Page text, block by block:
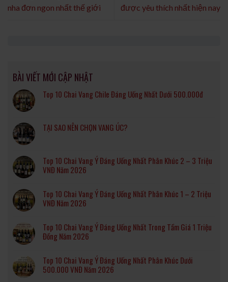
nha đơn ngon nhất thế giới
được yêu thích nhất hiện nay
BÀI VIẾT MỚI CẬP NHẬT
Top 10 Chai Vang Chile Đáng Uống Nhất Dưới 500.000đ
TẠI SAO NÊN CHỌN VANG ÚC?
Top 10 Chai Vang Ý Đáng Uống Nhất Phân Khúc 2 – 3 Triệu
VNĐ Năm 2026
Top 10 Chai Vang Ý Đáng Uống Nhất Phân Khúc 1 – 2 Triệu
VNĐ Năm 2026
Top 10 Chai Vang Ý Đáng Uống Nhất Trong Tầm Giá 1 Triệu
Đồng Năm 2026
Top 10 Chai Vang Ý Đáng Uống Nhất Phân Khúc Dưới
500.000 VNĐ Năm 2026